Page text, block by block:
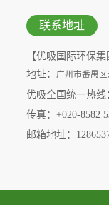
联系地址
【优吸国际环保集
地址：
广州市番禺
优吸全国统一热线
传真：+020-8582
邮箱地址：